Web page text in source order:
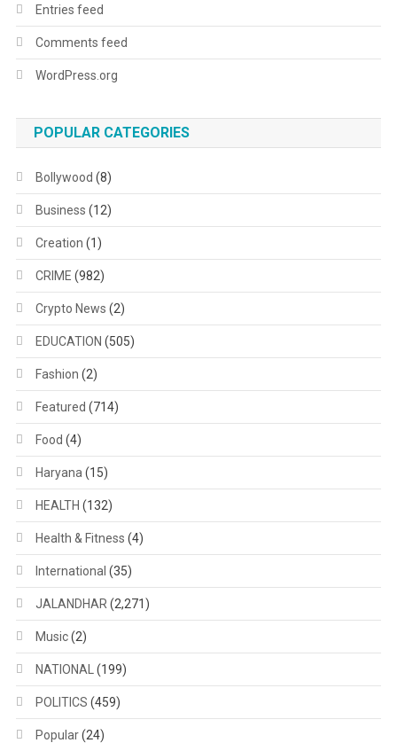
Entries feed
Comments feed
WordPress.org
POPULAR CATEGORIES
Bollywood (8)
Business (12)
Creation (1)
CRIME (982)
Crypto News (2)
EDUCATION (505)
Fashion (2)
Featured (714)
Food (4)
Haryana (15)
HEALTH (132)
Health & Fitness (4)
International (35)
JALANDHAR (2,271)
Music(2)
NATIONAL (199)
POLITICS (459)
Popular(24)